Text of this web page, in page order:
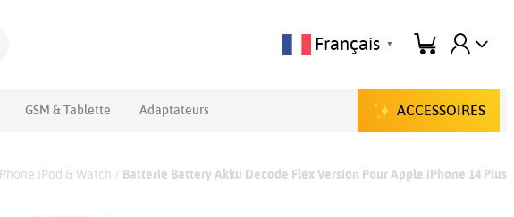
GSM & Tablette Adaptateurs ACCESSOIRES
Français ▼
iPhone iPod & Watch / Batterie Battery Akku Decode Flex Version Pour Apple iPhone 14 Plus